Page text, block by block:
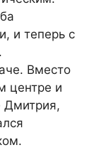
и теперь с
Вместо
центре и
Дмитрия,